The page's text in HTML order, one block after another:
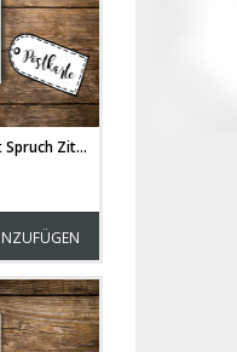
A6 Postkarte Print mit Spruch Zitat Am Ende wird alles gut...pk090